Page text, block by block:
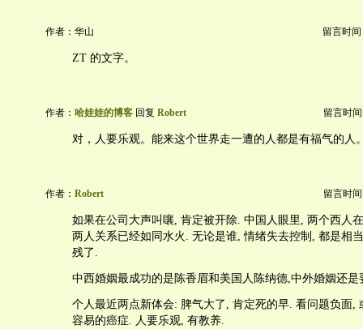
作者：华山 留言时间
ZT 的文字。
作者： 哈娃娃的博客 回复 Robert 留言时间
对，人要乐观。能来这个世界走一遭的人都是有福气的人
作者： Robert 留言时间
如果在公司大声叫嚷, 肯定被开除. 中国人眼里, 两个西人
两人关系已经如同水火. 无论是谁, 情绪失去控制, 都是相
残了.
中西婚姻最成功的是陈香眉和美国人陈纳德,中外婚姻还是
个人最近两点新体会: 脾气大了, 肯定死的早. 看问题负面,
容易的癌症. 人要乐观, 有教养.